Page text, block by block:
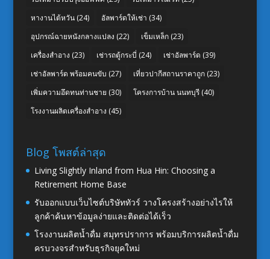
หางานไต้หวัน(24) อัลพาร์ดให้เช่า (34)
อุปกรณ์ฉายหนังกลางแปลง (22) เข็มเหล็ก(23)
เครื่องสำอาง (23) เช่ารถตู้กระบี่ (24) เช่าอัลพาร์ด (39)
เช่าอัลพาร์ด พร้อมคนขับ (27) เที่ยวปากีสถานราคาถูก(23)
เพิ่มความอึดทนท่านชาย (30) โครงการบ้าน นนทบุรี(40)
โรงงานผลิตเครื่องสำอาง (45)
Blog โพสต์ล่าสุด
Living Slightly Inland from Hua Hin: Choosing a
Retirement Home Base
รับออกแบบเว็บไซต์บริษัททัวร์ วางโครงสร้างอย่างไรให้
ลูกค้าค้นหาข้อมูลง่ายและติดต่อได้เร็ว
โรงงานผลิตน้ำดื่ม สมุทรปราการ พร้อมบริการผลิตน้ำดื่ม
ครบวงจรสำหรับธุรกิจยุคใหม่